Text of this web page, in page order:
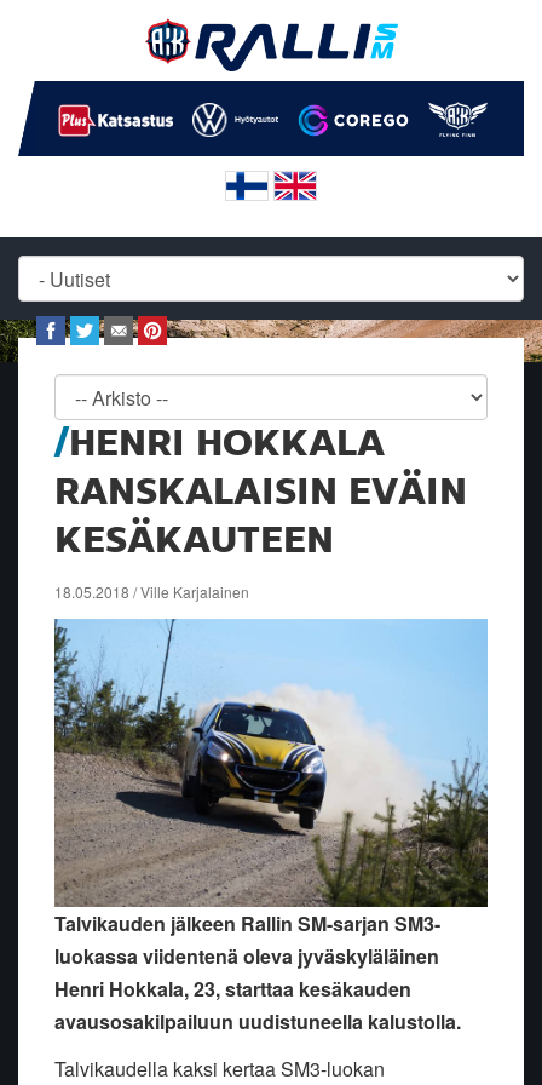
HENRI HOKKALA
RANSKALAISIN EVÄIN
KESÄKAUTEEN
18.05.2018 / Ville Karjalainen
Talvikauden jälkeen Rallin SM-sarjan SM3-
luokassa viidentenä oleva jyväskyläläinen
Henri Hokkala, 23, starttaa kesäkauden
avausosakilpailuun uudistuneella kalustolla.
Talvikaudella kaksi kertaa SM3-luokan